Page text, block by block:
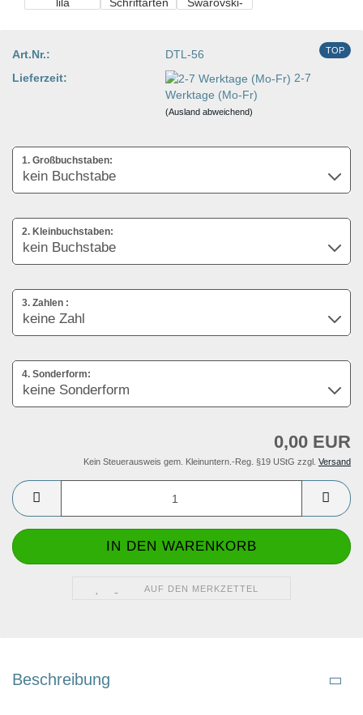
TOP
Art.Nr.:
DTL-56
Lieferzeit:
2-7
Werktage (Mo-Fr)
(Ausland abweichend)
1. Großbuchstaben:
2. Kleinbuchstaben:
3. Zahlen :
4. Sonderform:
0,00 EUR
Kein Steuerausweis gem. Kleinuntern.-Reg. §19 UStG zzgl. Versand
AUF DEN MERKZETTEL
Beschreibung